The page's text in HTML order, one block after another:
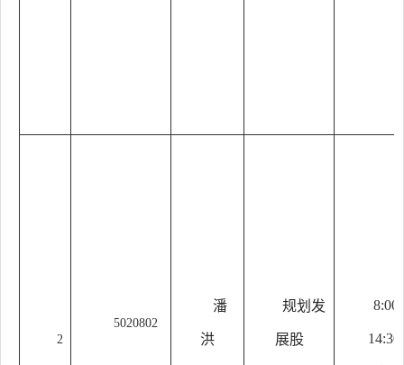
2
5020802
潘
洪
规划发
展股